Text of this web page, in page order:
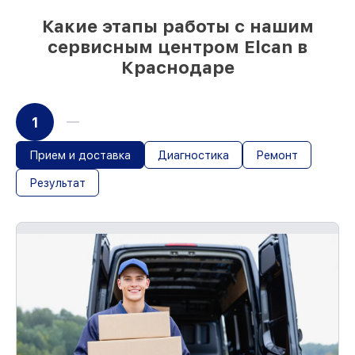
Какие этапы работы с нашим
сервисным центром Elcan в
Краснодаре
1
Прием и доставка Диагностика Ремонт
Результат